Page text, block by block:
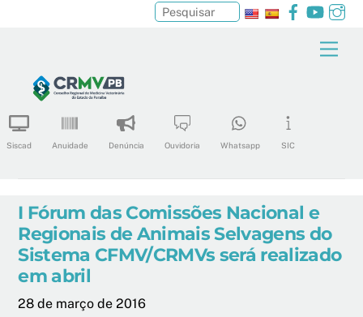
content
Facebook
Siscad Anuidade Denúncia Ouvidoria Whatsapp SIC
Pesquisar
I Fórum das Comissões Nacional e
Regionais de Animais Selvagens do
Sistema CFMV/CRMVs será realizado
em abril
28 de março de 2016